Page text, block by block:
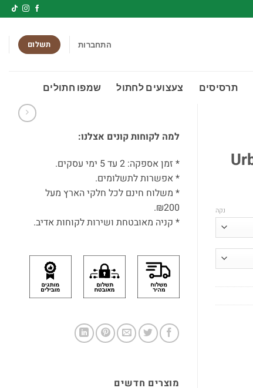
התחברות תשלום
תרסיסים צעצועים לחתול שמפו חתולים
למה לקוחות קונים אצלנו:
* זמן אספקה: 2 עד 5 ימי עסקים.
* אפשרות לתשלומים.
* משלוח חינם לכל חלקי הארץ מעל
₪200.
* קניה מאובטחת ושירות לקוחות אדיב.
מוצרים חדשים
נקה